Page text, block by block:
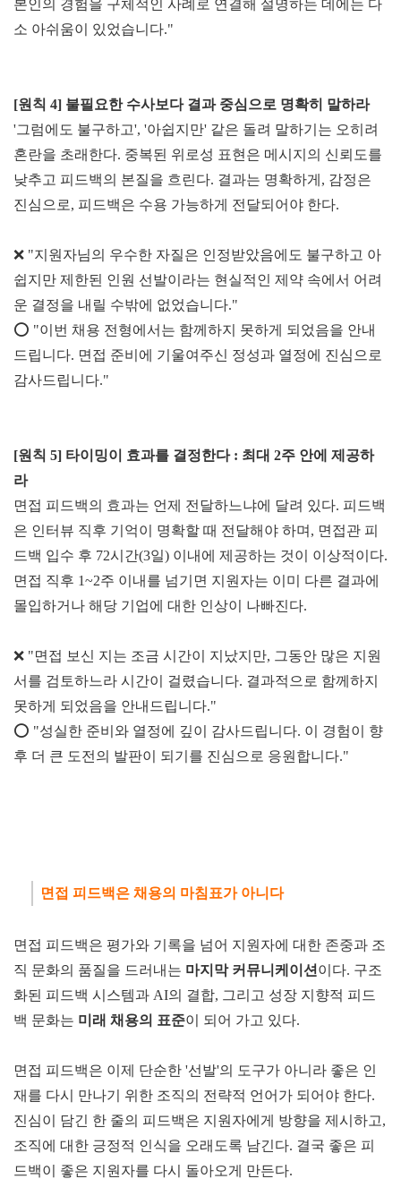
본인의 경험을 구체적인 사례로 연결해 설명하는 데에는 다
소 아쉬움이 있었습니다."
[원칙 4] 불필요한 수사보다결과 중심으로 명확히 말하라
'그럼에도 불구하고', '아쉽지만' 같은 돌려 말하기는 오히려
혼란을 초래한다. 중복된 위로성 표현은 메시지의 신뢰도를
낮추고 피드백의 본질을 흐린다. 결과는 명확하게, 감정은
진심으로, 피드백은 수용 가능하게 전달되어야 한다.
❌ "지원자님의 우수한 자질은 인정받았음에도 불구하고 아
쉽지만 제한된 인원 선발이라는 현실적인 제약 속에서 어려
운 결정을 내릴 수밖에 없었습니다."
⭕ "이번 채용 전형에서는 함께하지 못하게 되었음을 안내
드립니다. 면접 준비에 기울여주신 정성과 열정에 진심으로
감사드립니다."
[원칙 5] 타이밍이 효과를 결정한다 : 최대 2주 안에 제공하
라
면접 피드백의 효과는 언제 전달하느냐에 달려 있다. 피드백
은 인터뷰 직후 기억이 명확할 때 전달해야 하며, 면접관 피
드백 입수 후 72시간(3일) 이내에 제공하는 것이 이상적이다.
면접 직후 1~2주 이내를 넘기면 지원자는 이미 다른 결과에
몰입하거나 해당 기업에 대한 인상이 나빠진다.
❌ "면접 보신 지는 조금 시간이 지났지만, 그동안 많은 지원
서를 검토하느라 시간이 걸렸습니다. 결과적으로 함께하지
못하게 되었음을 안내드립니다."
⭕ "성실한 준비와 열정에 깊이 감사드립니다. 이 경험이 향
후 더 큰 도전의 발판이 되기를 진심으로 응원합니다."
면접 피드백은 채용의 마침표가 아니다
면접 피드백은 평가와 기록을 넘어 지원자에 대한 존중과 조
직 문화의 품질을 드러내는 마지막커뮤니케이션 이다. 구조
화된 피드백 시스템과 AI의 결합, 그리고 성장 지향적 피드
백 문화는 미래 채 용의 표준이 되어 가고 있다.
면접 피드백은 이제 단순한 '선발'의 도구가 아니라 좋은 인
재를 다시 만나기 위한 조직의 전략적 언어가 되어야 한다.
진심이 담긴 한 줄의 피드백은 지원자에게 방향을 제시하고,
조직에 대한 긍정적 인식을 오래도록 남긴다. 결국 좋은 피
드백이 좋은 지원자를 다시 돌아오게 만든다.